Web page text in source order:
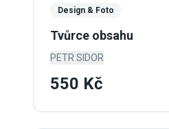
Design & Foto
Tvůrce obsahu
PETR SIDOR
550 Kč